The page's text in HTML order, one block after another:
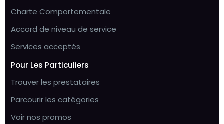
Charte Comportementale
Accord de niveau de service
Services acceptés
Pour Les Particuliers
Trouver les prestataires
Parcourir les catégories
Voir nos promos